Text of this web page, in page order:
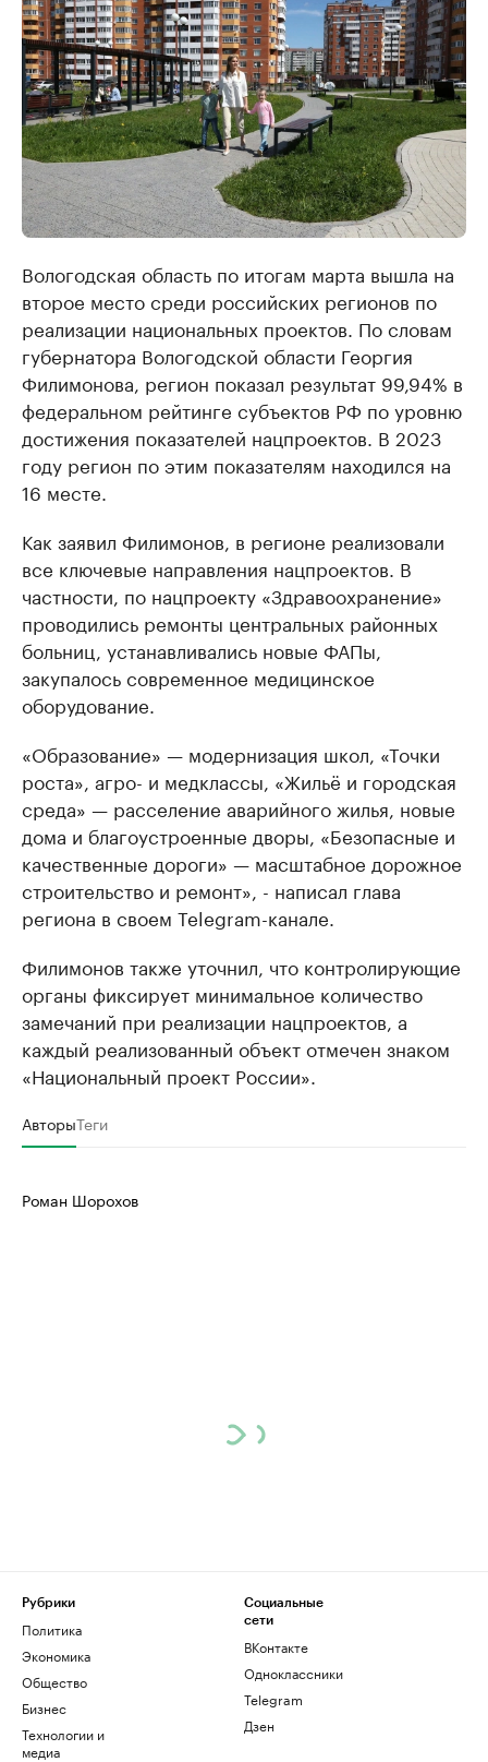
Вологодская область по итогам марта вышла на
второе место среди российских регионов по
реализации национальных проектов. По словам
губернатора Вологодской области Георгия
Филимонова, регион показал результат 99,94% в
федеральном рейтинге субъектов РФ по уровню
достижения показателей нацпроектов. В 2023
году регион по этим показателям находился на
16 месте.
Как заявил Филимонов, в регионе реализовали
все ключевые направления нацпроектов. В
частности, по нацпроекту «Здравоохранение»
проводились ремонты центральных районных
больниц, устанавливались новые ФАПы,
закупалось современное медицинское
оборудование.
«Образование» — модернизация школ, «Точки
роста», агро- и медклассы, «Жильё и городская
среда» — расселение аварийного жилья, новые
дома и благоустроенные дворы, «Безопасные и
качественные дороги» — масштабное дорожное
строительство и ремонт», - написал глава
региона в своем Telegram-канале.
Филимонов также уточнил, что контролирующие
органы фиксирует минимальное количество
замечаний при реализации нацпроектов, а
каждый реализованный объект отмечен знаком
«Национальный проект России».
АвторыТеги
Роман Шорохов
Рубрики
Политика
Экономика
Общество
Бизнес
Технологии и
медиа
Социальные
сети
ВКонтакте
Одноклассники
Telegram
Дзен